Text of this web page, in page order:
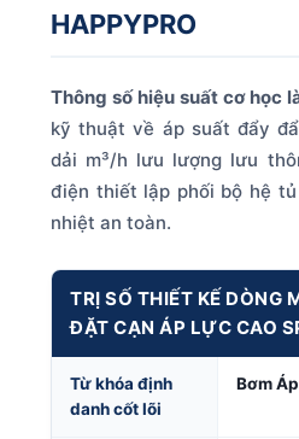
HAPPYPRO
Thông số hiệu suất cơ học
kỹ thuật về áp suất đẩy
dải m³/h lưu lượng lưu
điện thiết lập phối bộ hệ
nhiệt an toàn.
TRỊ SỐ THIẾT KẾ DÒNG
ĐẶT CẠN ÁP LỰC CAO
Từ khóa định
danh cốt lõi
Bơm